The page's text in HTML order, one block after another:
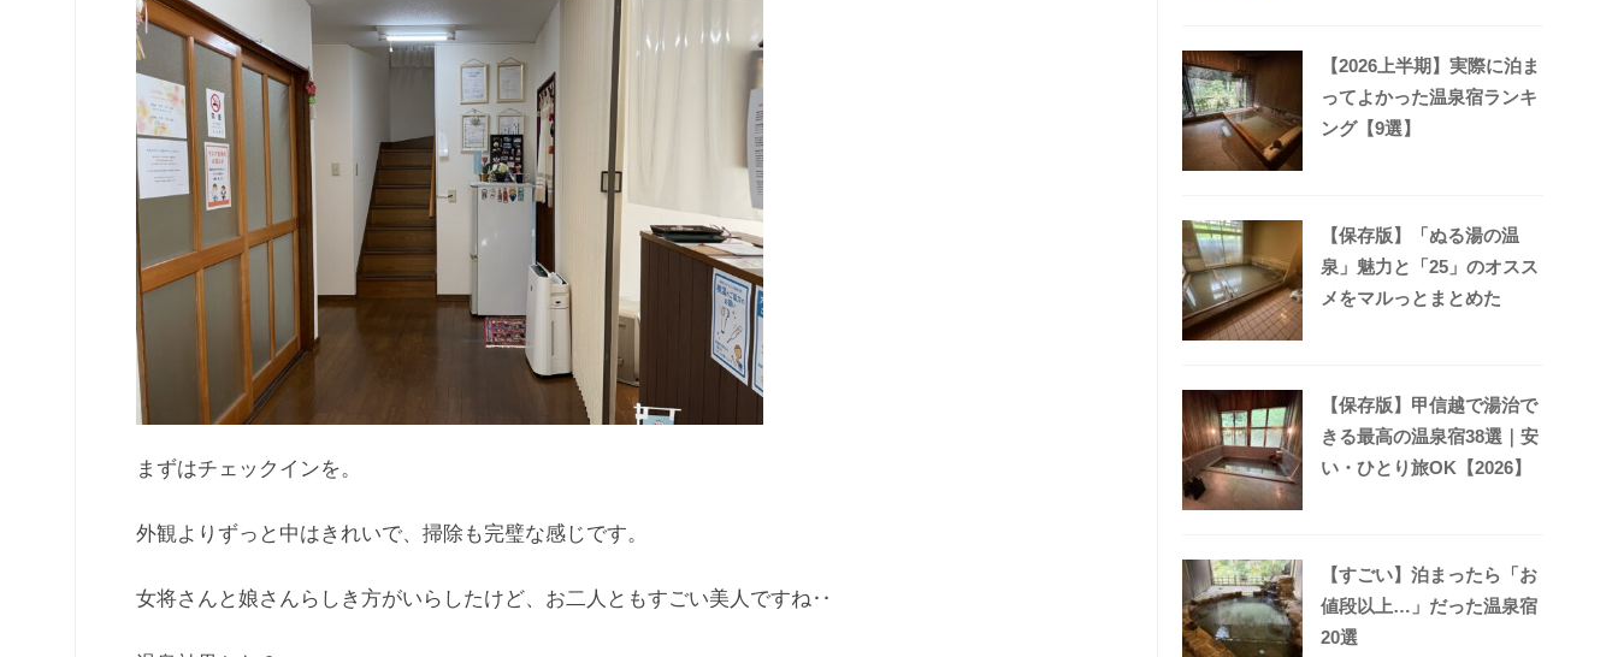
まずはチェックインを。
外観よりずっと中はきれいで、掃除も完璧な感じです。
女将さんと娘さんらしき方がいらしたけど、お二人ともすごい美人ですね‥
【2026上半期】実際に泊ま
ってよかった温泉宿ランキ
ング【9選】
【保存版】「ぬる湯の温
泉」魅力と「25」のオスス
メをマルっとまとめた
【保存版】甲信越で湯治で
きる最高の温泉宿38選｜安
い・ひとり旅OK【2026】
【すごい】泊まったら「お
値段以上…」だった温泉宿
20選